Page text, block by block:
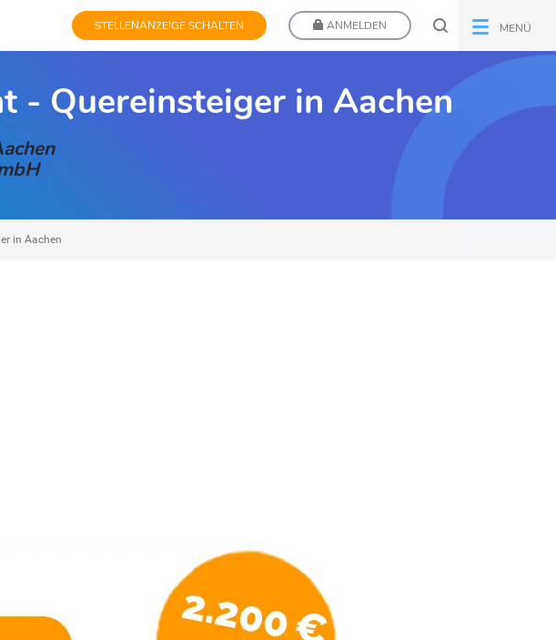
STELLENANZEIGE SCHALTEN ANMELDEN MENÜ
- Quereinsteiger in Aachen
in Aachen